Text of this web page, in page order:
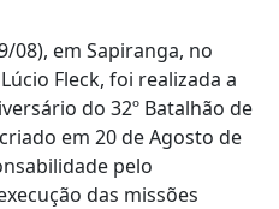
08), em Sapiranga, no
Fleck, foi realizada a
do 32º Batalhão de
em 20 de Agosto de
pelo
das missões